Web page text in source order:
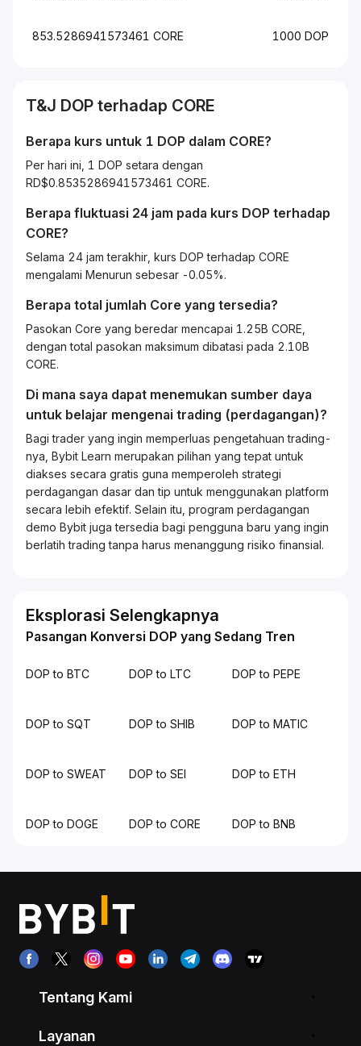
853.5286941573461 CORE 1000 DOP
T&J DOP terhadap CORE
Berapa kurs untuk 1 DOP dalam CORE?
Per hari ini, 1 DOP setara dengan
RD$0.8535286941573461 CORE.
Berapa fluktuasi 24 jam pada kurs DOP terhadap
CORE?
Selama 24 jam terakhir, kurs DOP terhadap CORE
mengalami Menurun sebesar -0.05%.
Berapa total jumlah Core yang tersedia?
Pasokan Core yang beredar mencapai 1.25B CORE,
dengan total pasokan maksimum dibatasi pada 2.10B
CORE.
Di mana saya dapat menemukan sumber daya
untuk belajar mengenai trading (perdagangan)?
Bagi trader yang ingin memperluas pengetahuantrading-
nya, Bybit Learn merupakan pilihan yang tepat untuk
diakses secara gratis guna memperoleh strategi
perdagangan dasar dan tip untuk menggunakan platform
secara lebih efektif. Selain itu, program perdagangan
demo Bybit juga tersedia bagi pengguna baru yang ingin
berlatihtradingtanpa harus menanggung risiko finansial.
Eksplorasi Selengkapnya
Pasangan Konversi DOP yang Sedang Tren
DOP to BTC DOP to LTC DOP to PEPE
DOP to SQT DOP to SHIB DOP to MATIC
DOP to SWEAT DOP to SEI DOP to ETH
DOP to DOGE DOP to CORE DOP to BNB
Tentang Kami
Layanan